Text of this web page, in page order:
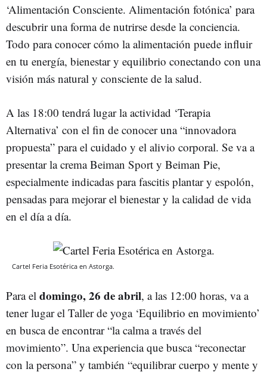
‘Alimentación Consciente. Alimentación fotónica’ para
descubrir una forma de nutrirse desde la conciencia.
Todo para conocer cómo la alimentación puede influir
en tu energía, bienestar y equilibrio conectando con una
visión más natural y consciente de la salud.
A las 18:00 tendrá lugar la actividad ‘Terapia
Alternativa’ con el fin de conocer una “innovadora
propuesta” para el cuidado y el alivio corporal. Se va a
presentar la crema Beiman Sport y Beiman Pie,
especialmente indicadas para fascitis plantar y espolón,
pensadas para mejorar el bienestar y la calidad de vida
en el día a día.
Cartel Feria Esotérica en Astorga.
Para el domingo, 26 de abril, a las 12:00 horas, va a
tener lugar el Taller de yoga ‘Equilibrio en movimiento’
en busca de encontrar “la calma a través del
movimiento”. Una experiencia que busca “reconectar
con la persona” y también “equilibrar cuerpo y mente y